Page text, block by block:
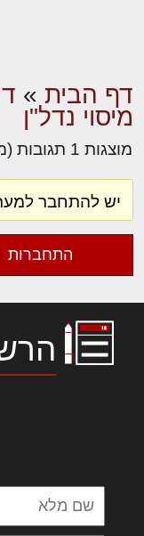
דף הבית »
מיסוי נדל"ן
מוצגות 1 תגובות (מתוך 1 סה״כ)
יש להתחבר
התחברות